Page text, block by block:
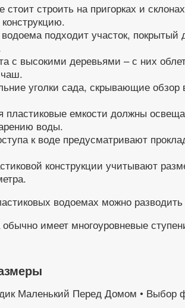
стоит строить на пригорках и
подходит участок,
с высокими деревьями – с них
уголки сада, скрывающие
пластиковые емкости должны
воды.
к воде предусматривают
конструкции учитывают
водоемах можно
имеет многоуровневые